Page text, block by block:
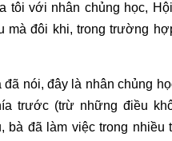
tôi với nhân chủng học,
mà đôi khi, trong trường
nói, đây là nhân chủng
trước (trừ những điều
bà đã làm việc trong nhiều